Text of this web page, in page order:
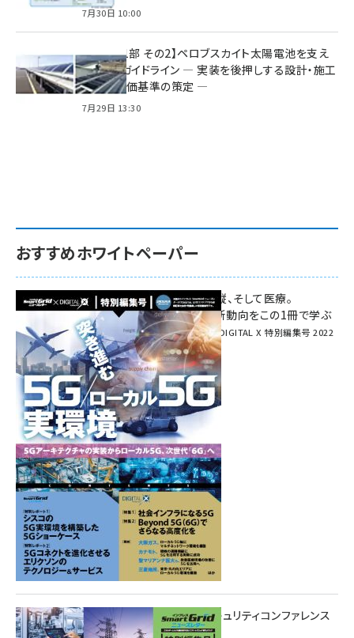
7月30日 10:00
特集【第1部 その2】ペロブスカイト太陽電池を支え
る2つのガイドライン ― 実装を後押しする設計・施工
方針と評価基準の策定 ―
7月29日 13:30
おすすめホワイトペーパー
環境対策、建機の遠隔操縦、そして医療。
次世代通信規格「5G」最新動向をこの1冊で学ぶ
SmartGrid ニューズレター × DIGITAL X 特別編集号 2022
Summer
重要インフラサイバーセキュリティコンファレンス
特別電子版！